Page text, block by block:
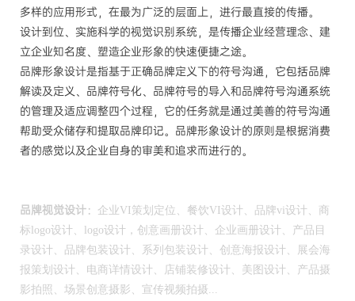
多样的应用形式，在最为广泛的层面上，进行最直接的传播。
设计到位、实施科学的视觉识别系统，是传播企业经营理念、建
立企业知名度、塑造企业形象的快速便捷之途。
品牌形象设计是指基于正确品牌定义下的符号沟通，它包括品牌
解读及定义、品牌符号化、品牌符号的导入和品牌符号沟通系统
的管理及适应调整四个过程，它的任务就是通过美善的符号沟通
帮助受众储存和提取品牌印记。品牌形象设计的原则是根据消费
者的感觉以及企业自身的审美和追求而进行的。
品牌视觉设计：
企业VI策划定位、餐饮VI设计、品牌vi设计、商
标logo设计、logo设计，创意画册设计、企业画册设计、产品目
录设计、品牌包装设计、系列包装设计、创意海报设计、展会海
报策划设计、电商详情设计、店铺装修设计、美图设计、产品摄
影拍照、场景创意摄影、宣传视频拍摄...